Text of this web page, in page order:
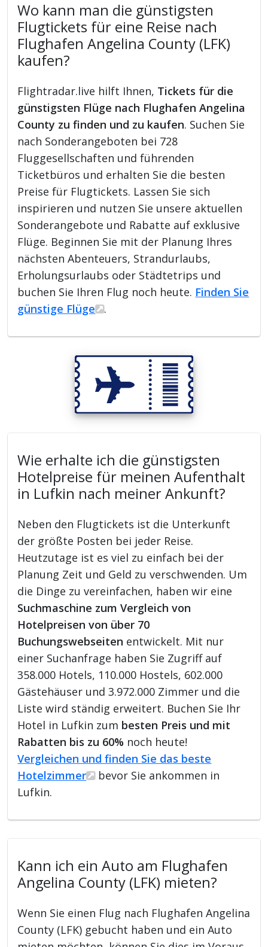
Wo kann man die günstigsten
Flugtickets für eine Reise nach
Flughafen Angelina County (LFK)
kaufen?
Flightradar.live hilft Ihnen, Tickets für die
günstigsten Flüge nach Flughafen Angelina
County zu finden und zu kaufen. Suchen Sie
nach Sonderangeboten bei 728
Fluggesellschaften und führenden
Ticketbüros und erhalten Sie die besten
Preise für Flugtickets. Lassen Sie sich
inspirieren und nutzen Sie unsere aktuellen
Sonderangebote und Rabatte auf exklusive
Flüge. Beginnen Sie mit der Planung Ihres
nächsten Abenteuers, Strandurlaubs,
Erholungsurlaubs oder Städtetrips und
buchen Sie Ihren Flug noch heute. Finden Sie
günstige Flüge
.
Wie erhalte ich die günstigsten
Hotelpreise für meinen Aufenthalt
in Lufkin nach meiner Ankunft?
Neben den Flugtickets ist die Unterkunft
der größte Posten bei jeder Reise.
Heutzutage ist es viel zu einfach bei der
Planung Zeit und Geld zu verschwenden. Um
die Dinge zu vereinfachen, haben wir eine
Suchmaschine zum Vergleich von
Hotelpreisen von über 70
Buchungswebseiten entwickelt. Mit nur
einer Suchanfrage haben Sie Zugriff auf
358.000 Hotels, 110.000 Hostels, 602.000
Gästehäuser und 3.972.000 Zimmer und die
Liste wird ständig erweitert. Buchen Sie Ihr
Hotel in Lufkin zum besten Preis und mit
Rabatten bis zu 60% noch heute!
Vergleichen und finden Sie das beste
Hotelzimmer
bevor Sie ankommen in
Lufkin.
Kann ich ein Auto am Flughafen
Angelina County (LFK) mieten?
Wenn Sie einen Flug nach Flughafen Angelina
County (LFK) gebucht haben und ein Auto